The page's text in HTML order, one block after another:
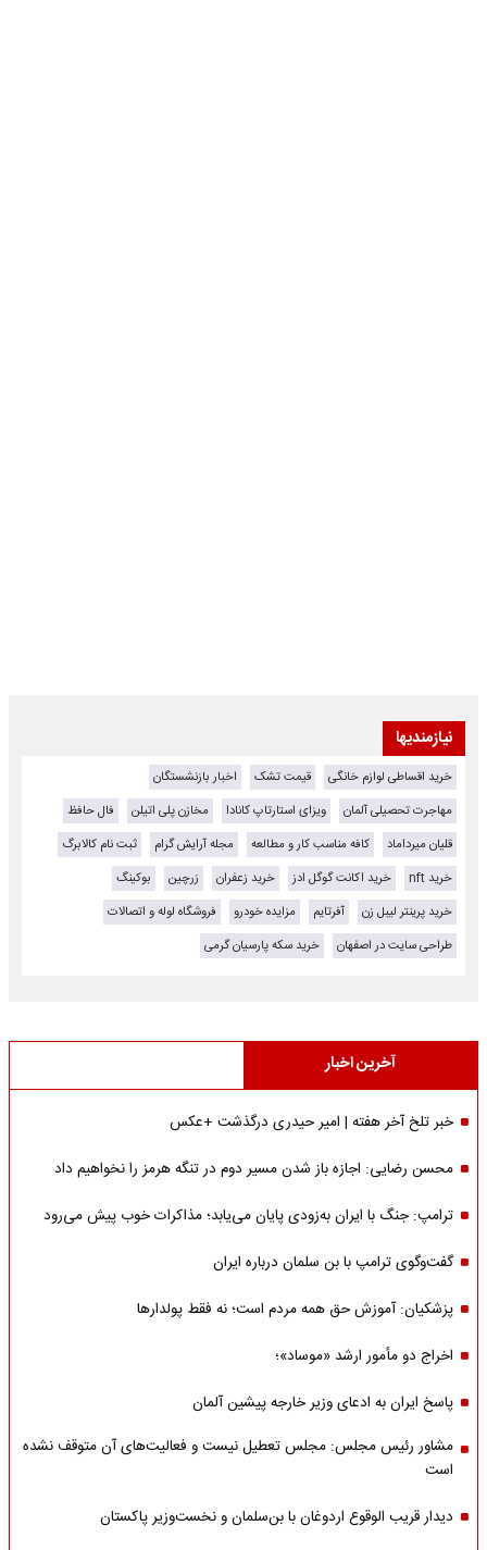
نیازمندیها
خرید اقساطی لوازم خانگی قیمت تشک
اخبار بازنشستگان
مهاجرت تحصیلی آلمان
ویزای استارتاپ کانادا مخازن پلی اتیلن
فال حافظ
قلیان میرداماد
کافه مناسب کار و مطالعه مجله آرایش گرام
ثبت نام کالابرگ
خرید nft
خرید اکانت گوگل ادز خرید زعفران زرچین
بوکینگ
خرید پرینتر لیبل زن
آفرتایم مزایده خودرو
فروشگاه لوله و اتصالات
طراحی سایت در اصفهان
خرید سکه پارسیان گرمی
آخرین اخبار
خبر تلخ آخر هفته | امیر حیدری درگذشت +عکس
محسن رضایی: اجازه باز شدن مسیر دوم در تنگه هرمز را نخواهیم داد
ترامپ: جنگ با ایران به‌زودی پایان می‌یابد؛ مذاکرات خوب پیش می‌رود
گفت‌وگوی ترامپ با بن سلمان درباره ایران
پزشکیان: آموزش حق همه مردم است؛ نه فقط پولدارها
اخراج دو مأمور ارشد «موساد»؛
پاسخ ایران به ادعای وزیر خارجه پیشین آلمان
مشاور رئیس مجلس: مجلس تعطیل نیست و فعالیت‌های آن متوقف نشده
است
دیدار قریب الوقوع اردوغان با بن‌سلمان و نخست‌وزیر پاکستان